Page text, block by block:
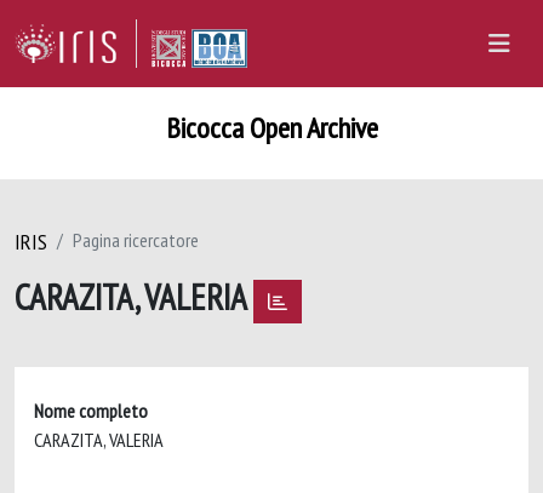
Bicocca Open Archive
IRIS Pagina ricercatore
CARAZITA, VALERIA
Nome completo
CARAZITA, VALERIA